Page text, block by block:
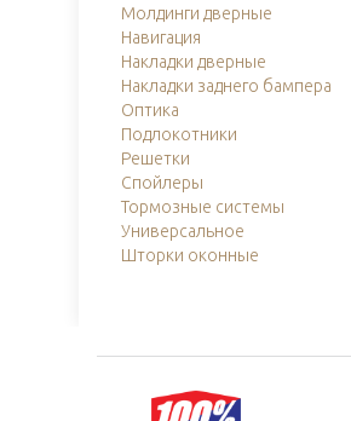
Молдинги дверные
Навигация
Накладки дверные
Накладки заднего бампера
Оптика
Подлокотники
Решетки
Спойлеры
Тормозные системы
Универсальное
Шторки оконные